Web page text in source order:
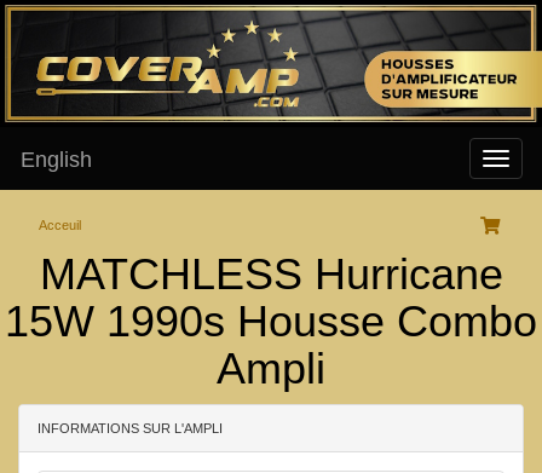
English
Acceuil
MATCHLESS Hurricane
15W 1990s Housse Combo
Ampli
INFORMATIONS SUR L'AMPLI